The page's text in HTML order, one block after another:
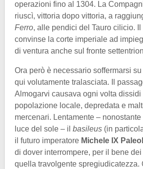
operazioni fino al 1304. La
riuscì, vittoria dopo vittoria, a
Ferro, alle pendici del Tauro cilicio.
convinse la corte imperiale ad
di ventura anche sul fronte
Ora però è necessario soffermarsi
qui volutamente tralasciata. Il
Almogarvi causava ogni volta dissidi
popolazione locale, depredata e
mercenari. Lentamente –
luce del sole – il basileus (in
il futuro imperatore Michele IX
di dover interrompere, per il bene
quella travolgente spregiudicatezza.